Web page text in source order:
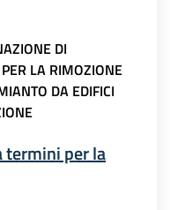
DI
LA RIMOZIONE
DA EDIFICI
per la